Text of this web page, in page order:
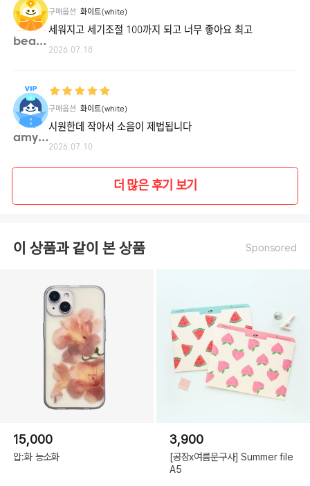
beaut**
구매옵션 화이트(white)
세워지고 세기조절 100까지 되고 너무 좋아요 최고
2026.07.18
amy19**
구매옵션 화이트(white)
시원한데 작아서 소음이 제법됩니다
2026.07.10
더 많은 후기 보기
이 상품과 같이 본 상품 Sponsored
15,000
압:화 능소화
3,900
[공장x여름문구사] Summer file
A5